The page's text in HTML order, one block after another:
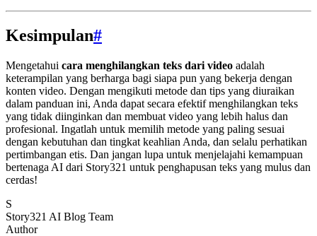
Kesimpulan#
Mengetahui cara menghilangkan teks dari video adalah
keterampilan yang berharga bagi siapa pun yang bekerja dengan
konten video. Dengan mengikuti metode dan tips yang diuraikan
dalam panduan ini, Anda dapat secara efektif menghilangkan teks
yang tidak diinginkan dan membuat video yang lebih halus dan
profesional. Ingatlah untuk memilih metode yang paling sesuai
dengan kebutuhan dan tingkat keahlian Anda, dan selalu perhatikan
pertimbangan etis. Dan jangan lupa untuk menjelajahi kemampuan
bertenaga AI dari Story321 untuk penghapusan teks yang mulus dan
cerdas!
S
Story321 AI Blog Team
Author